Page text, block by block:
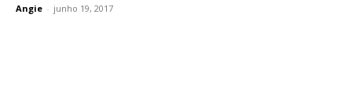
Angie - junho 19, 2017